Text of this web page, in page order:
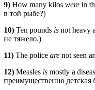
9) How many kilos were in
в той рыбе?)
10) Ten pounds is not heavy
не тяжело.)
11) The police are not seen
12) Measles is mostly a
преимущественно детская